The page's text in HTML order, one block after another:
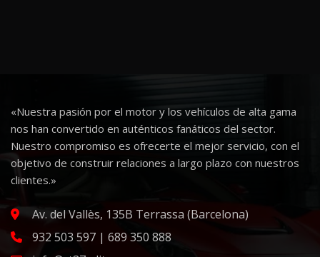
«Nuestra pasión por el motor y los vehículos de alta gama
nos han convertido en auténticos fanáticos del sector.
Nuestro compromiso es ofrecerte el mejor servicio, con el
objetivo de construir relaciones a largo plazo con nuestros
clientes.»
Av. del Vallès, 135B Terrassa (Barcelona)
932 503 597 | 689 350 888